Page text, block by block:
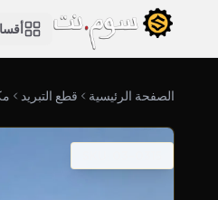
الصفحة الرئيسية قطع التبريد